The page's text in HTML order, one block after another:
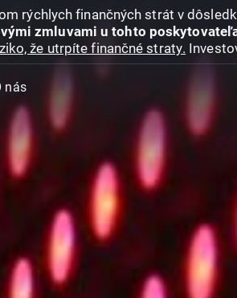
rýchlych finančných strát v
zmluvami u tohto
že utrpíte finančné straty.
nás